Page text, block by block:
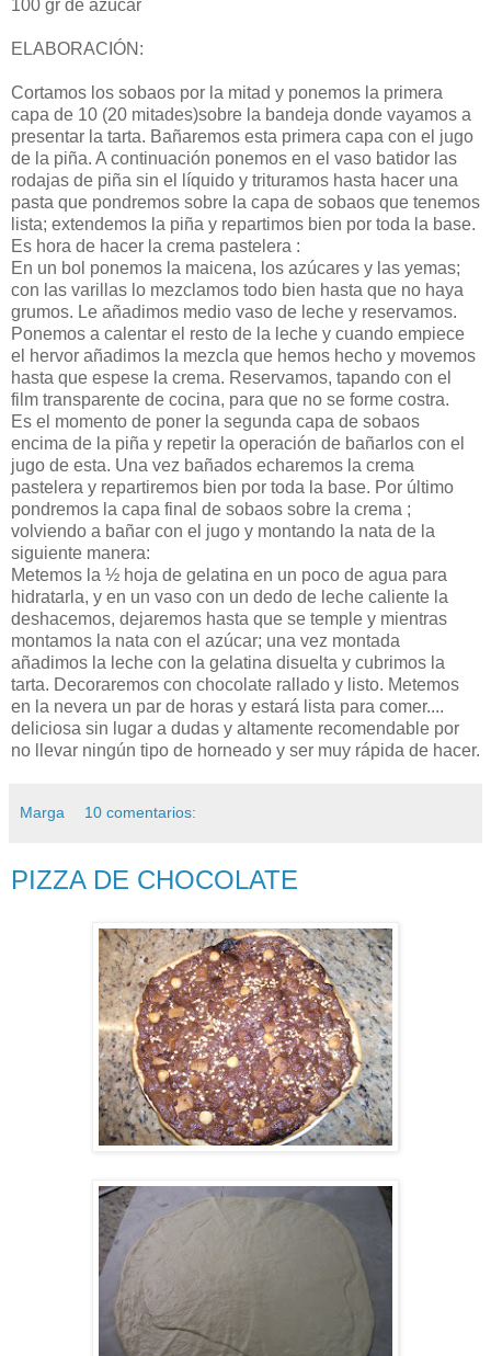
100 gr de azúcar
ELABORACIÓN:
Cortamos los sobaos por la mitad y ponemos la primera
capa de 10 (20 mitades)sobre la bandeja donde vayamos a
presentar la tarta. Bañaremos esta primera capa con el jugo
de la piña. A continuación ponemos en el vaso batidor las
rodajas de piña sin el líquido y trituramos hasta hacer una
pasta que pondremos sobre la capa de sobaos que tenemos
lista; extendemos la piña y repartimos bien por toda la base.
Es hora de hacer la crema pastelera :
En un bol ponemos la maicena, los azúcares y las yemas;
con las varillas lo mezclamos todo bien hasta que no haya
grumos. Le añadimos medio vaso de leche y reservamos.
Ponemos a calentar el resto de la leche y cuando empiece
el hervor añadimos la mezcla que hemos hecho y movemos
hasta que espese la crema. Reservamos, tapando con el
film transparente de cocina, para que no se forme costra.
Es el momento de poner la segunda capa de sobaos
encima de la piña y repetir la operación de bañarlos con el
jugo de esta. Una vez bañados echaremos la crema
pastelera y repartiremos bien por toda la base. Por último
pondremos la capa final de sobaos sobre la crema ;
volviendo a bañar con el jugo y montando la nata de la
siguiente manera:
Metemos la ½ hoja de gelatina en un poco de agua para
hidratarla, y en un vaso con un dedo de leche caliente la
deshacemos, dejaremos hasta que se temple y mientras
montamos la nata con el azúcar; una vez montada
añadimos la leche con la gelatina disuelta y cubrimos la
tarta. Decoraremos con chocolate rallado y listo. Metemos
en la nevera un par de horas y estará lista para comer....
deliciosa sin lugar a dudas y altamente recomendable por
no llevar ningún tipo de horneado y ser muy rápida de hacer.
Marga 10 comentarios:
PIZZA DE CHOCOLATE